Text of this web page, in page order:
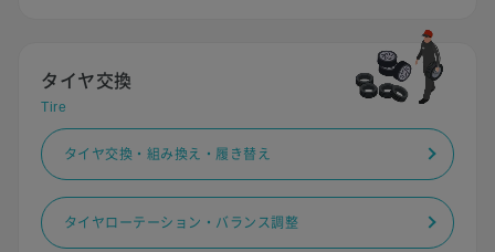
タイヤ交換
Tire
タイヤ交換・組み換え・履き替え
タイヤローテーション・バランス調整